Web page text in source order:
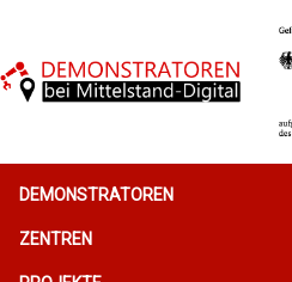
Hauptnavigation
DEMONSTRATOREN
ZENTREN